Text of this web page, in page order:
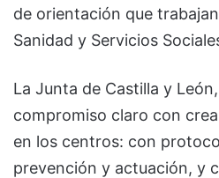
de orientación que
Sanidad y Servicios
La Junta de Castilla y
compromiso claro con
en los centros: con
prevención y actuación, y